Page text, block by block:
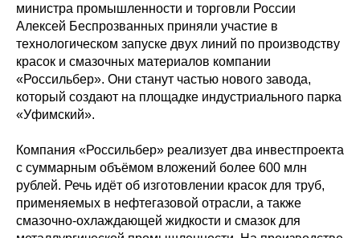
министра промышленности и торговли России
Алексей Беспрозванных приняли участие в
технологическом запуске двух линий по производству
красок и смазочных материалов компании
«Россильбер». Они станут частью нового завода,
который создают на площадке индустриального парка
«Уфимский».
Компания «Россильбер» реализует два инвестпроекта
с суммарным объёмом вложений более 600 млн
рублей. Речь идёт об изготовлении красок для труб,
применяемых в нефтегазовой отрасли, а также
смазочно-охлаждающей жидкости и смазок для